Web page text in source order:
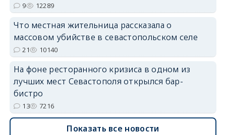
9 12289
Что местная жительница рассказала о
массовом убийстве в севастопольском селе
21 10140
На фоне ресторанного кризиса в одном из
лучших мест Севастополя открылся бар-
бистро
13 7216
Показать все новости